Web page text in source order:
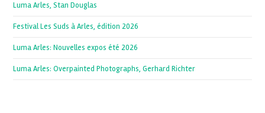
Luma Arles, Stan Douglas
Festival Les Suds à Arles, édition 2026
Luma Arles: Nouvelles expos été 2026
Luma Arles: Overpainted Photographs, Gerhard Richter